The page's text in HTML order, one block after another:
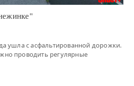
ушла с асфальтированной дорожки.
проводить регулярные